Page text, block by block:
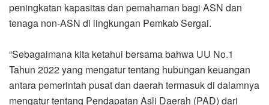
peningkatan kapasitas dan pemahaman bagi ASN dan
tenaga non-ASN di lingkungan Pemkab Sergai.
“Sebagaimana kita ketahui bersama bahwa UU No.1
Tahun 2022 yang mengatur tentang hubungan keuangan
antara pemerintah pusat dan daerah termasuk di dalamnya
mengatur tentang Pendapatan Asli Daerah (PAD) dari